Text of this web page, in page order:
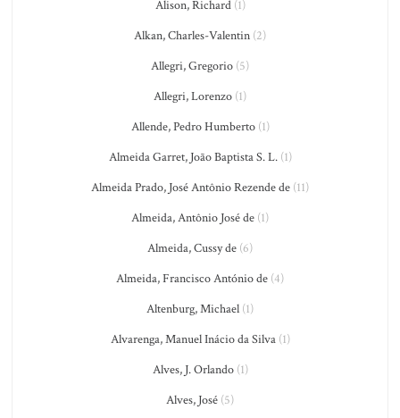
Alison, Richard(1)
Alkan, Charles-Valentin (2)
Allegri, Gregorio (5)
Allegri, Lorenzo (1)
Allende, Pedro Humberto(1)
Almeida Garret, João Baptista S. L.(1)
Almeida Prado, José Antônio Rezende de (11)
Almeida, Antônio José de (1)
Almeida, Cussy de (6)
Almeida, Francisco António de (4)
Altenburg, Michael (1)
Alvarenga, Manuel Inácio da Silva(1)
Alves, J. Orlando(1)
Alves, José (5)